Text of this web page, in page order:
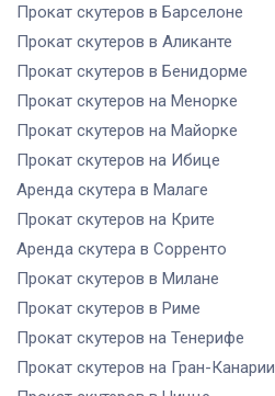
Прокат скутеров в Барселоне
Прокат скутеров в Аликанте
Прокат скутеров в Бенидорме
Прокат скутеров на Менорке
Прокат скутеров на Майорке
Прокат скутеров на Ибице
Аренда скутера в Малаге
Прокат скутеров на Крите
Аренда скутера в Сорренто
Прокат скутеров в Милане
Прокат скутеров в Риме
Прокат скутеров на Тенерифе
Прокат скутеров на Гран-Канарии